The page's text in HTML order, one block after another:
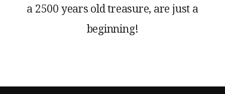
a 2500 years old treasure, are just a
beginning!